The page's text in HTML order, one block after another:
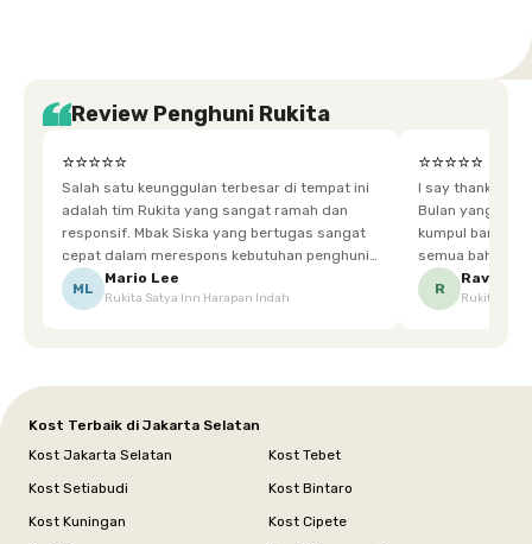
Review Penghuni Rukita
⭐⭐⭐⭐⭐
Salah satu keunggulan terbesar di tempat ini
adalah tim Rukita yang sangat ramah dan
responsif. Mbak Siska yang bertugas sangat
cepat dalam merespons kebutuhan penghuni.
Ketika saya meminta keset karena sempat
terpeleset, permintaan tersebut langsung
ML
Mario Lee
Rukita Satya Inn Harapan Indah
⭐⭐⭐⭐⭐
I say thankyou
Bulan yang super happy! banyak
kumpul bareng
semua bahagia
mgkn saran dari air aja & kebersihan lebih di
R
Ravena
Rukita
Kost Terbaik di Jakarta Selatan
Kost Jakarta Selatan
Kost Tebet
Kost Setiabudi
Kost Bintaro
Kost Kuningan
Kost Cipete